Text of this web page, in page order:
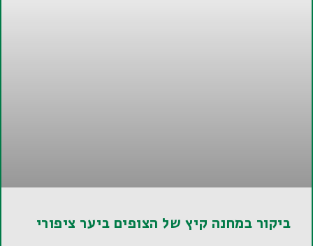
ביקור במחנה קיץ של הצופים ביער ציפורי